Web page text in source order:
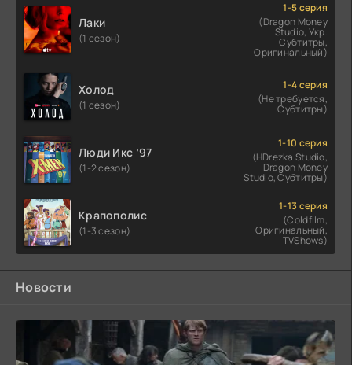
Лаки
(1 сезон)
1-5 серия
(Dragon Money
Studio, Укр.
Субтитры,
Оригинальный)
Холод
(1 сезон)
1-4 серия
(Не требуется,
Субтитры)
Люди Икс ’97
(1-2 сезон)
1-10 серия
(HDrezka Studio,
Dragon Money
Studio, Субтитры)
Крапополис
(1-3 сезон)
1-13 серия
(Coldfilm,
Оригинальный,
TVShows)
Новости